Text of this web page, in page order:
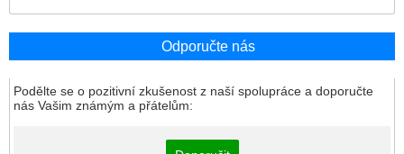
Odporučte nás
Podělte se o pozitivní zkušenost z naší spolupráce a doporučte
nás Vašim známým a přátelům: